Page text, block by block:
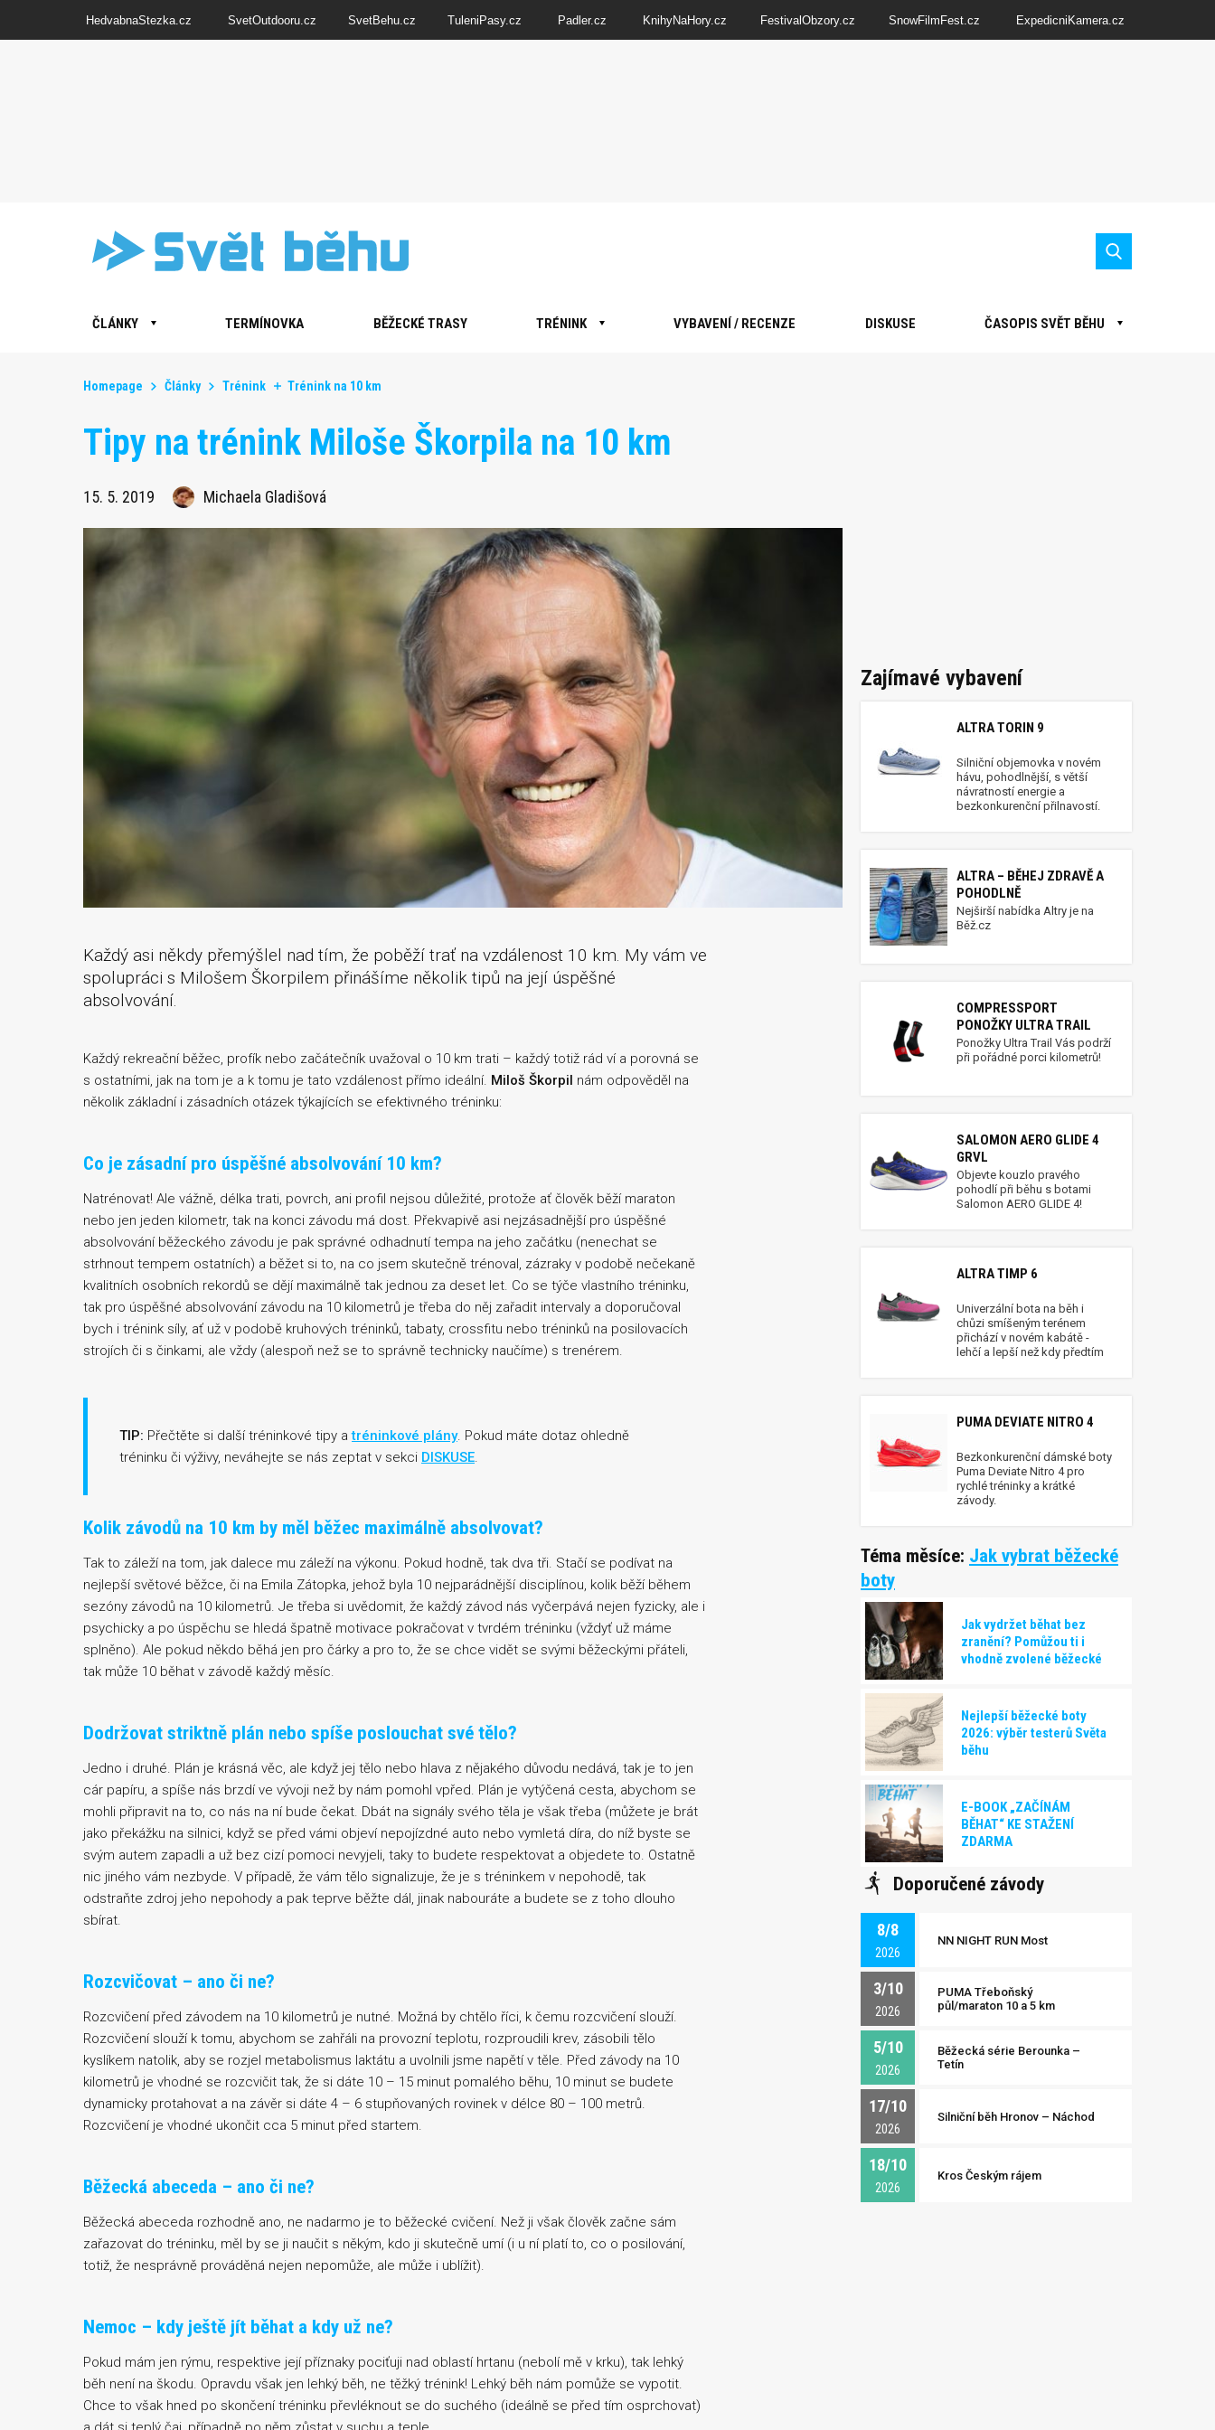
HedvabnaStezka.cz SvetOutdooru.cz SvetBehu.cz TuleniPasy.cz Padler.cz KnihyNaHory.cz FestivalObzory.cz SnowFilmFest.cz ExpedicniKamera.cz
ČLÁNKY TERMÍNOVKA BĚŽECKÉ TRASY TRÉNINK VYBAVENÍ / RECENZE DISKUSE ČASOPIS SVĚT BĚHU
Homepage Články Trénink Trénink na 10 km
Tipy na trénink Miloše Škorpila na 10 km
15. 5. 2019 Michaela Gladišová
Každý asi někdy přemýšlel nad tím, že poběží trať na vzdálenost 10 km. My vám ve
spolupráci s Milošem Škorpilem přinášíme několik tipů na její úspěšné
absolvování.
Každý rekreační běžec, profík nebo začátečník uvažoval o 10 km trati – každý totiž rád ví a porovná se
s ostatními, jak na tom je a k tomu je tato vzdálenost přímo ideální. Miloš Škorpil nám odpověděl na
několik základní i zásadních otázek týkajících se efektivného tréninku:
Co je zásadní pro úspěšné absolvování 10 km?
Natrénovat! Ale vážně, délka trati, povrch, ani profil nejsou důležité, protože ať člověk běží maraton
nebo jen jeden kilometr, tak na konci závodu má dost. Překvapivě asi nejzásadnější pro úspěšné
absolvování běžeckého závodu je pak správné odhadnutí tempa na jeho začátku (nenechat se
strhnout tempem ostatních) a běžet si to, na co jsem skutečně trénoval, zázraky v podobě nečekaně
kvalitních osobních rekordů se dějí maximálně tak jednou za deset let. Co se týče vlastního tréninku,
tak pro úspěšné absolvování závodu na 10 kilometrů je třeba do něj zařadit intervaly a doporučoval
bych i trénink síly, ať už v podobě kruhových tréninků, tabaty, crossfitu nebo tréninků na posilovacích
strojích či s činkami, ale vždy (alespoň než se to správně technicky naučíme) s trenérem.
TIP: Přečtěte si další tréninkové tipy atréninkové plány. Pokud máte dotaz ohledně
tréninku či výživy, neváhejte se nás zeptat v sekci DISKUSE.
Kolik závodů na 10 km by měl běžec maximálně absolvovat?
Tak to záleží na tom, jak dalece mu záleží na výkonu. Pokud hodně, tak dva tři. Stačí se podívat na
nejlepší světové běžce, či na Emila Zátopka, jehož byla 10 nejparádnější disciplínou, kolik běží během
sezóny závodů na 10 kilometrů. Je třeba si uvědomit, že každý závod nás vyčerpává nejen fyzicky, ale i
psychicky a po úspěchu se hledá špatně motivace pokračovat v tvrdém tréninku (vždyť už máme
splněno). Ale pokud někdo běhá jen pro čárky a pro to, že se chce vidět se svými běžeckými přáteli,
tak může 10 běhat v závodě každý měsíc.
Dodržovat striktně plán nebo spíše poslouchat své tělo?
Jedno i druhé. Plán je krásná věc, ale když jej tělo nebo hlava z nějakého důvodu nedává, tak je to jen
cár papíru, a spíše nás brzdí ve vývoji než by nám pomohl vpřed. Plán je vytýčená cesta, abychom se
mohli připravit na to, co nás na ní bude čekat. Dbát na signály svého těla je však třeba (můžete je brát
jako překážku na silnici, když se před vámi objeví nepojízdné auto nebo vymletá díra, do níž byste se
svým autem zapadli a už bez cizí pomoci nevyjeli, taky to budete respektovat a objedete to. Ostatně
nic jiného vám nezbyde. V případě, že vám tělo signalizuje, že je s tréninkem v nepohodě, tak
odstraňte zdroj jeho nepohody a pak teprve běžte dál, jinak nabouráte a budete se z toho dlouho
sbírat.
Rozcvičovat – ano či ne?
Rozcvičení před závodem na 10 kilometrů je nutné. Možná by chtělo říci, k čemu rozcvičení slouží.
Rozcvičení slouží k tomu, abychom se zahřáli na provozní teplotu, rozproudili krev, zásobili tělo
kyslíkem natolik, aby se rozjel metabolismus laktátu a uvolnili jsme napětí v těle. Před závody na 10
kilometrů je vhodné se rozcvičit tak, že si dáte 10 – 15 minut pomalého běhu, 10 minut se budete
dynamicky protahovat a na závěr si dáte 4 – 6 stupňovaných rovinek v délce 80 – 100 metrů.
Rozcvičení je vhodné ukončit cca 5 minut před startem.
Běžecká abeceda – ano či ne?
Běžecká abeceda rozhodně ano, ne nadarmo je to běžecké cvičení. Než ji však člověk začne sám
zařazovat do tréninku, měl by se ji naučit s někým, kdo ji skutečně umí (i u ní platí to, co o posilování,
totiž, že nesprávně prováděná nejen nepomůže, ale může i ublížit).
Nemoc – kdy ještě jít běhat a kdy už ne?
Pokud mám jen rýmu, respektive její příznaky pociťuji nad oblastí hrtanu (nebolí mě v krku), tak lehký
běh není na škodu. Opravdu však jen lehký běh, ne těžký trénink! Lehký běh nám pomůže se vypotit.
Chce to však hned po skončení tréninku převléknout se do suchého (ideálně se před tím osprchovat)
Zajímavé vybavení
ALTRA TORIN 9
Silniční objemovka v novém
hávu, pohodlnější, s větší
návratností energie a
bezkonkurenční přilnavostí.
ALTRA – BĚHEJ ZDRAVĚ A
POHODLNĚ
Nejširší nabídka Altry je na
Běž.cz
COMPRESSPORT
PONOŽKY ULTRA TRAIL
Ponožky Ultra Trail Vás podrží
při pořádné porci kilometrů!
SALOMON AERO GLIDE 4
GRVL
Objevte kouzlo pravého
pohodlí při běhu s botami
Salomon AERO GLIDE 4!
ALTRA TIMP 6
Univerzální bota na běh i
chůzi smíšeným terénem
přichází v novém kabátě -
lehčí a lepší než kdy předtím
PUMA DEVIATE NITRO 4
Bezkonkurenční dámské boty
Puma Deviate Nitro 4 pro
rychlé tréninky a krátké
závody.
Téma měsíce: Jak vybrat běžecké
boty
Jak vydržet běhat bez
zranění? Pomůžou ti i
vhodně zvolené běžecké
Nejlepší běžecké boty
2026: výběr testerů Světa
běhu
E-BOOK „ZAČÍNÁM
BĚHAT“ KE STAŽENÍ
ZDARMA
Doporučené závody
8/8
2026
NN NIGHT RUN Most
3/10
2026
PUMA Třeboňský
půl/maraton 10 a 5 km
5/10
2026
Běžecká série Berounka –
Tetín
17/10
2026
Silniční běh Hronov – Náchod
18/10
2026
Kros Českým rájem